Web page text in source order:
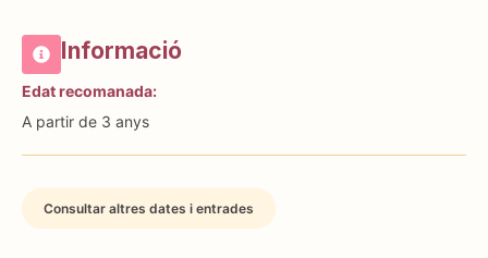
Informació
Edat recomanada:
A partir de 3 anys
Consultar altres dates i entrades